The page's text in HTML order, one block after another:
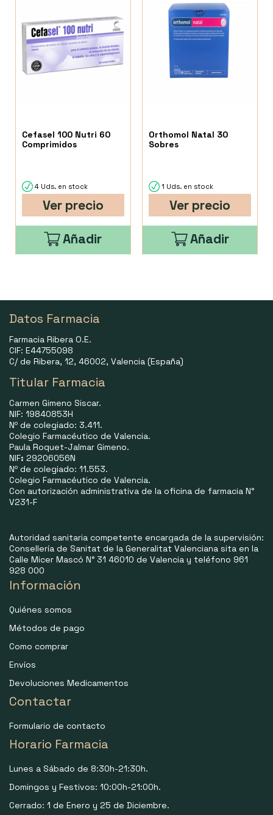
Cefasel 100 Nutri 60
Comprimidos
4 Uds. en stock
Ver precio
Añadir
Orthomol Natal 30
Sobres
1 Uds. en stock
Ver precio
Añadir
Datos Farmacia
Farmacia Ribera O.E.
CIF: E44755098
C/ de Ribera, 12, 46002, Valencia (España)
Titular Farmacia
Carmen Gimeno Siscar.
NIF: 19840853H
Nº de colegiado: 3.411.
Colegio Farmacéutico de Valencia.
Paula Roquet-Jalmar Gimeno.
NIF: 29206056N
Nº de colegiado: 11.553.
Colegio Farmacéutico de Valencia.
Con autorización administrativa de la oficina de farmacia N°
V231-F
Autoridad sanitaria competente encargada de la supervisión:
Consellería de Sanitat de la Generalitat Valenciana sita en la
Calle Micer Mascó N° 31 46010 de Valencia y teléfono 961
928 000
Información
Quiénes somos
Métodos de pago
Como comprar
Envíos
Devoluciones Medicamentos
Contactar
Formulario de contacto
Horario Farmacia
Lunes a Sábado de 8:30h-21:30h.
Domingos y Festivos: 10:00h-21:00h.
Cerrado: 1 de Enero y 25 de Diciembre.